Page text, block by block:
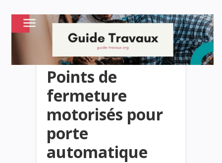
Points de
fermeture
motorisés pour
porte
automatique